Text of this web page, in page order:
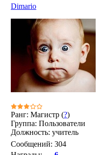
Dimario
Ранг: Магистр (?)
Группа: Пользователи
Должность: учитель
Сообщений: 304